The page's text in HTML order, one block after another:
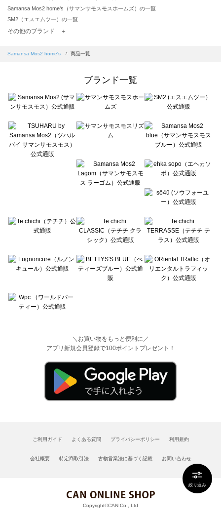
絞り込み
Samansa Mos2 home's（サマンサモスモスホームズ）の一覧
SM2（エスエムツー）の一覧
TSUHARU by Samansa Mos2（ツハルバイサマンサモスモス）の一覧
Samansa Mos2 blue（サマンサモスモス ブルー）の一覧
Te chichi（テチチ）の一覧
Te chichi CLASSIC（テチチ クラシック）の一覧
Lugnoncure（ルノンキュール）の一覧
BETTY'S BLUE（べティーズブルー）の一覧
Wpc.（ワールドパーティー）の一覧
その他のブランド ＋
Samansa Mos2 home's 商品一覧
ブランド一覧
＼お買い物をもっと便利に／
アプリ新規会員登録で100ポイントプレゼント！
ご利用ガイド よくある質問 プライバシーポリシー 利用規約
会社概要 特定商取引法 古物営業法に基づく記載 お問い合わせ
Copyright©CAN Co., Ltd